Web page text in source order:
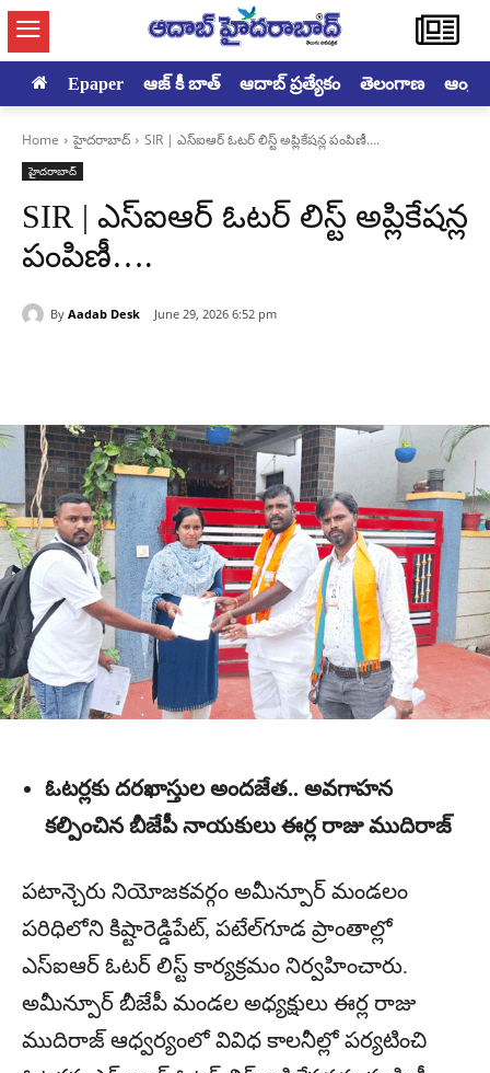
Epaper ఆజ్ కీ బాత్ ఆదాబ్ ప్రత్యేకం తెలంగాణ
Home హైదరాబాద్‌ SIR | ఎస్ఐఆర్ ఓటర్ లిస్ట్ అప్లికేషన్ల పంపిణీ….
హైదరాబాద్‌
SIR | ఎస్ఐఆర్ ఓటర్ లిస్ట్ అప్లికేషన్ల
పంపిణీ….
By Aadab Desk June 29, 2026 6:52 pm
ఓటర్లకు దరఖాస్తుల అందజేత.. అవగాహన
కల్పించిన బీజేపీ నాయకులు ఈర్ల రాజు ముదిరాజ్
పటాన్చెరు నియోజకవర్గం అమీన్పూర్ మండలం
పరిధిలోని కిష్టారెడ్డిపేట్, పటేల్‌గూడ ప్రాంతాల్లో
ఎస్ఐఆర్ ఓటర్ లిస్ట్ కార్యక్రమం నిర్వహించారు.
అమీన్పూర్ బీజేపీ మండల అధ్యక్షులు ఈర్ల రాజు
ముదిరాజ్ ఆధ్వర్యంలో వివిధ కాలనీల్లో పర్యటించి